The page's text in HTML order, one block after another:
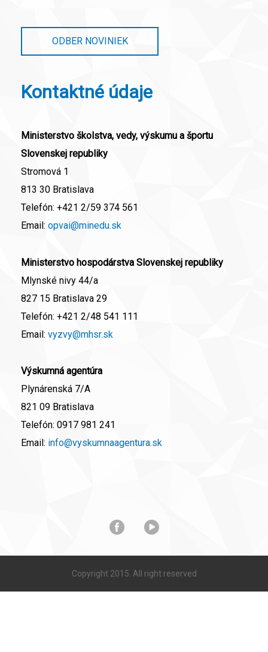
ODBER NOVINIEK
Kontaktné údaje
Ministerstvo školstva, vedy, výskumu a športu
Slovenskej republiky
Stromová 1
813 30 Bratislava
Telefón: +421 2/59 374 561
Email: opvai@minedu.sk
Ministerstvo hospodárstva Slovenskej republiky
Mlynské nivy 44/a
827 15 Bratislava 29
Telefón: +421 2/48 541 111
Email: vyzvy@mhsr.sk
Výskumná agentúra
Plynárenská 7/A
821 09 Bratislava
Telefón: 0917 981 241
Email: info@vyskumnaagentura.sk
Copyright 2015. All right reserved